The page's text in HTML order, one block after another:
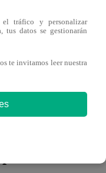
Brava”
tráfico y personalizar
, tus datos se gestionarán
te invitamos leer nuestra